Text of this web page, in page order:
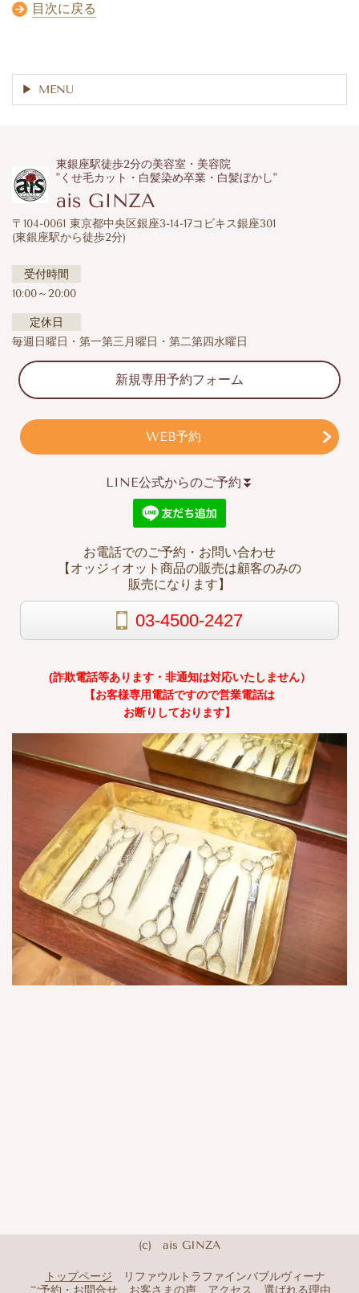
目次に戻る
MENU
東銀座駅徒歩2分の美容室・美容院
"くせ毛カット・白髪染め卒業・白髪ぼかし"
ais GINZA
〒104-0061 東京都中央区銀座3-14-17コビキス銀座301
(東銀座駅から徒歩2分)
受付時間
10:00～20:00
定休日
毎週日曜日・第一第三月曜日・第二第四水曜日
新規専用予約フォーム
WEB予約
LINE公式からのご予約⏬
お電話でのご予約・お問い合わせ
【オッジィオット商品の販売は顧客のみの
販売になります】
03-4500-2427
(詐欺電話等あります・非通知は対応いたしません）
【お客様専用電話ですので営業電話は
お断りしております】
(c) ais GINZA
トップページ
リファウルトラファインバブルヴィーナ
ご予約・お問合せ
お客さまの声 アクセス 選ばれる理由